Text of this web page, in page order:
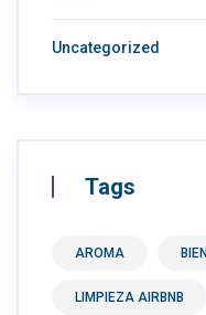
Uncategorized
Tags
AROMA
LIMPIEZA AIRBNB